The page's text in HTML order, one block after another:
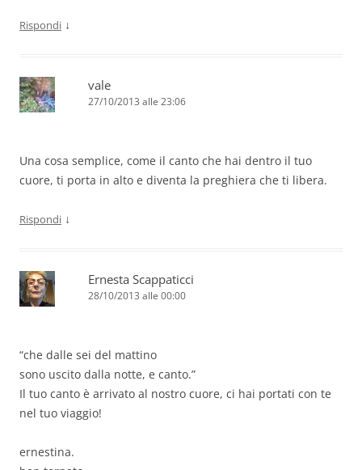
Rispondi ↓
vale
27/10/2013 alle 23:06
Una cosa semplice, come il canto che hai dentro il tuo
cuore, ti porta in alto e diventa la preghiera che ti libera.
Rispondi ↓
Ernesta Scappaticci
28/10/2013 alle 00:00
“che dalle sei del mattino
sono uscito dalla notte, e canto.”
Il tuo canto è arrivato al nostro cuore, ci hai portati con te
nel tuo viaggio!
ernestina.